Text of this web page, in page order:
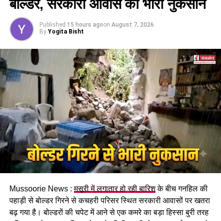
इसके तहत श्रमिकों को हर महीने की 7 तारीख तक वेतन देना
मजदूरी का प्रावधान भी किया गया है।
पढ़े धामी कैबिनेट के प्रमुख फैसले
GST संशोधित अध्यादेश को मंजूरी।
नैनीताल हाईकोर्ट के लिए हल्द्वानी गौलापार में 30 हेक्टेयर जमीन
बोल्डर, सरकारी आवास को भारी नुकसान
Published 15 hours agoon August 7, 2026
By Yogita Bisht
Mussoorie News :मसूरी में लगातार हो रही बारिशके बीच गनहिल की
पहाड़ी से बोल्डर गिरने से कचहरी परिसर स्थित सरकारी आवासों पर खतरा
बढ़ गया है। बोल्डरों की चपेट में आने से एक कमरे का बड़ा हिस्सा बुरी तरह